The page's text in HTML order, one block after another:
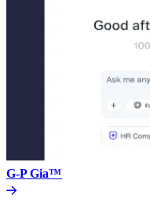
G-P Gia™​​